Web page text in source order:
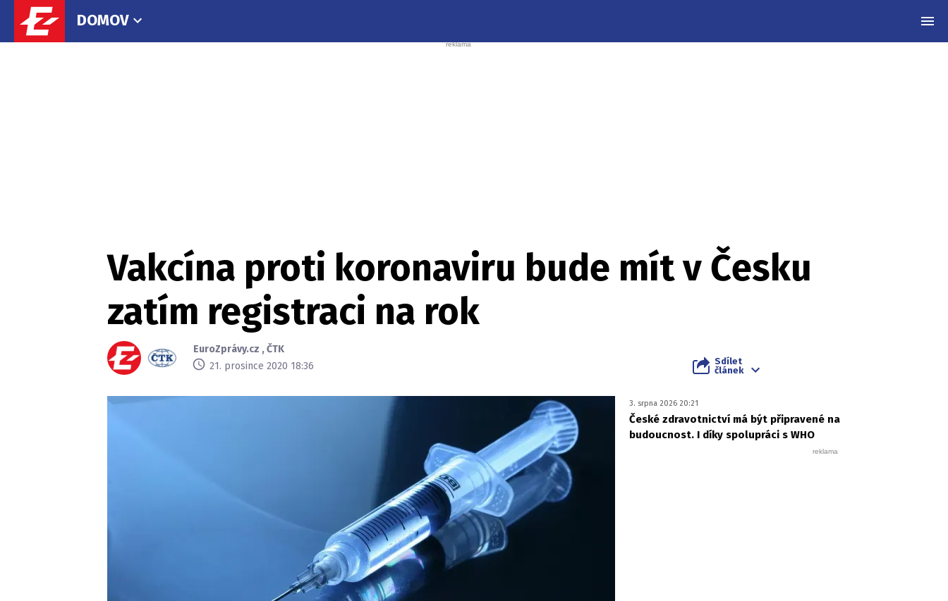
DOMOV
Vakcína proti koronaviru bude mít v Česku
zatím registraci na rok
EuroZprávy.cz ,ČTK
21. prosince 2020 18:36
Sdílet
článek
3. srpna 2026 20:21
České zdravotnictví má být připravené na
budoucnost. I díky spolupráci s WHO